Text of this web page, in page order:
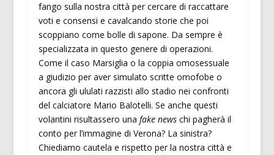
fango sulla nostra città per cercare di raccattare
voti e consensi e cavalcando storie che poi
scoppiano come bolle di sapone. Da sempre è
specializzata in questo genere di operazioni.
Come il caso Marsiglia o la coppia omosessuale
a giudizio per aver simulato scritte omofobe o
ancora gli ululati razzisti allo stadio nei confronti
del calciatore Mario Balotelli. Se anche questi
volantini risultassero una fake newschi pagherà il
conto per l’immagine di Verona? La sinistra?
Chiediamo cautela e rispetto per la nostra città e